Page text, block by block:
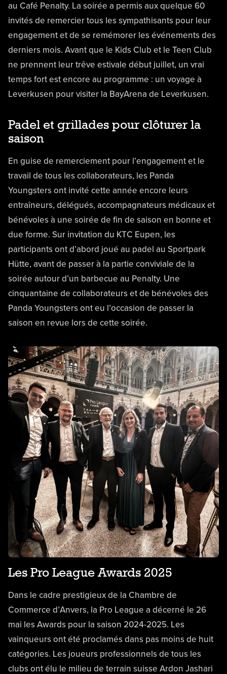
au Café Penalty. La soirée a permis aux quelque 60
invités de remercier tous les sympathisants pour leur
engagement et de se remémorer les événements des
derniers mois. Avant que le Kids Club et le Teen Club
ne prennent leur trêve estivale début juillet, un vrai
temps fort est encore au programme : un voyage à
Leverkusen pour visiter la BayArena de Leverkusen.
Padel et grillades pour clôturer la
saison
En guise de remerciement pour l’engagement et le
travail de tous les collaborateurs, les Panda
Youngsters ont invité cette année encore leurs
entraîneurs, délégués, accompagnateurs médicaux et
bénévoles à une soirée de fin de saison en bonne et
due forme. Sur invitation du KTC Eupen, les
participants ont d’abord joué au padel au Sportpark
Hütte, avant de passer à la partie conviviale de la
soirée autour d’un barbecue au Penalty. Une
cinquantaine de collaborateurs et de bénévoles des
Panda Youngsters ont eu l’occasion de passer la
saison en revue lors de cette soirée.
Les Pro League Awards 2025
Dans le cadre prestigieux de la Chambre de
Commerce d’Anvers, la Pro League a décerné le 26
mai les Awards pour la saison 2024-2025. Les
vainqueurs ont été proclamés dans pas moins de huit
catégories. Les joueurs professionnels de tous les
clubs ont élu le milieu de terrain suisse Ardon Jashari